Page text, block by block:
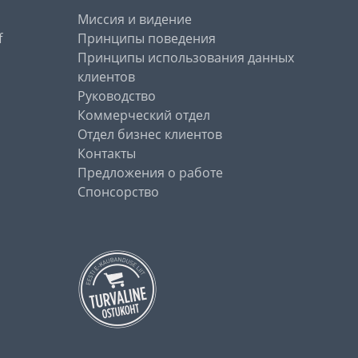
Миссия и видение
Принципы поведения
Принципы использования данных
клиентов
Руководство
Коммерческий отдел
Отдел бизнес клиентов
Контакты
Предложения о работе
Спонсорство